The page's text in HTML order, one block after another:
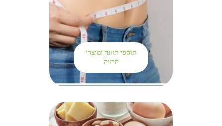
תוספי תזונה ומוצרי
הרזיה